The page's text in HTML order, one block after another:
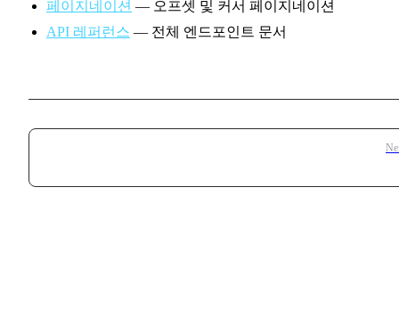
페이지네이션 — 오프셋 및 커서 페이지네이션
API 레퍼런스 — 전체 엔드포인트 문서
Pager